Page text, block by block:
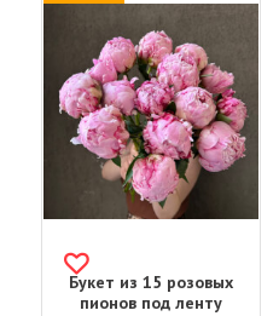
Букет из 15 розовых
пионов под ленту